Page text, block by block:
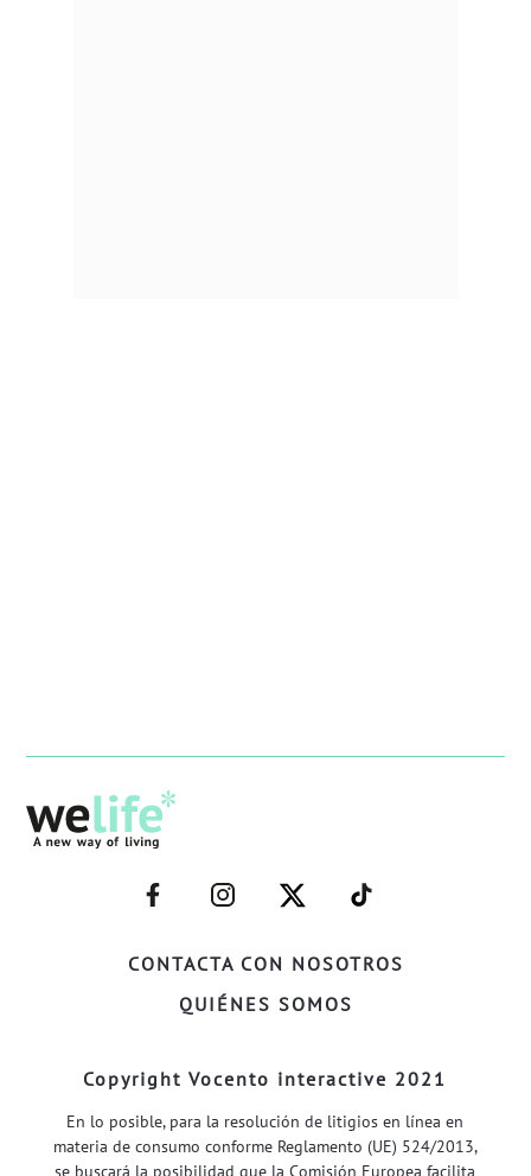
CONTACTA CON NOSOTROS
QUIÉNES SOMOS
–
FACEBOOK–
–
INSTAGRAM–
–
TWITTER–
–
WELIFE–
Copyright Vocento interactive 2021
En lo posible, para la resolución de litigios en línea en
materia de consumo conforme Reglamento (UE) 524/2013,
se buscará la posibilidad que la Comisión Europea facilita